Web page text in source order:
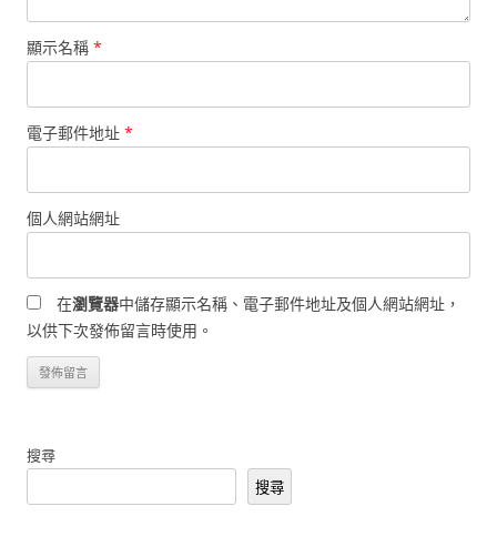
顯示名稱 *
電子郵件地址 *
個人網站網址
在瀏覽器中儲存顯示名稱、電子郵件地址及個人網站網址，
以供下次發佈留言時使用。
搜尋
搜尋